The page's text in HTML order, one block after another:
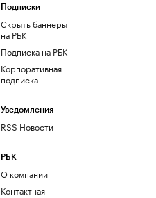
Подписки
Скрыть баннеры
на РБК
Подписка на РБК
Корпоративная
подписка
Уведомления
RSS Новости
РБК
О компании
Контактная